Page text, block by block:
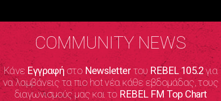
COMMUNITY NEWS
Κάνε Εγγραφήστο NewsletterτουREBEL 105.2για
να λαμβάνεις τα πιο hot νέα κάθε εβδομάδας, τους
διαγωνισμούς μας και το REBEL FM Top Chart